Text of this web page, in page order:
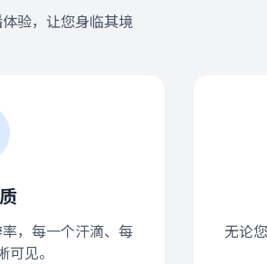
验，让您身临其境
，每一个汗滴、每
见。
无论